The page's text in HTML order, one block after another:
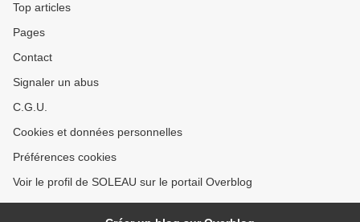
Top articles
Pages
Contact
Signaler un abus
C.G.U.
Cookies et données personnelles
Préférences cookies
Voir le profil de SOLEAU sur le portail Overblog